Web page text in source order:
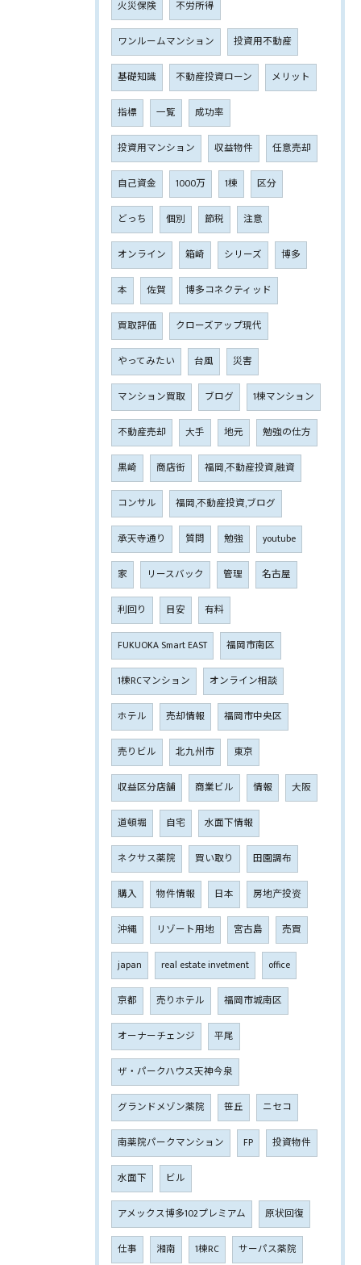
火災保険 不労所得
ワンルームマンション 投資用不動産
基礎知識 不動産投資ローン メリット
指標 一覧 成功率
投資用マンション 収益物件 任意売却
自己資金 1000万 1棟 区分
どっち 個別 節税 注意
オンライン 箱崎 シリーズ 博多
本 佐賀 博多コネクティッド
買取評価 クローズアップ現代
やってみたい 台風 災害
マンション買取 ブログ 1棟マンション
不動産売却 大手 地元 勉強の仕方
黒崎 商店街 福岡,不動産投資,融資
コンサル 福岡,不動産投資,ブログ
承天寺通り 質問 勉強 youtube
家 リースバック 管理 名古屋
利回り 目安 有料
FUKUOKA Smart EAST 福岡市南区
1棟RCマンション オンライン相談
ホテル 売却情報 福岡市中央区
売りビル 北九州市 東京
収益区分店舗 商業ビル 情報 大阪
道頓堀 自宅 水面下情報
ネクサス薬院 買い取り 田園調布
購入 物件情報 日本 房地产投资
沖縄 リゾート用地 宮古島 売買
japan real estate invetment office
京都 売りホテル 福岡市城南区
オーナーチェンジ 平尾
ザ・パークハウス天神今泉
グランドメゾン薬院 笹丘 ニセコ
南薬院パークマンション FP 投資物件
水面下 ビル
アメックス博多102プレミアム 原状回復
仕事 湘南 1棟RC サーパス薬院